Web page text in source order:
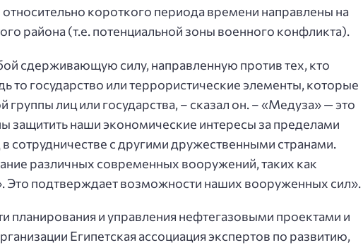
относительно короткого периода времени направлены на
района (т.е. потенциальной зоны военного конфликта).
сдерживающую силу, направленную против тех, кто
то государство или террористические элементы, которые
группы лиц или государства, – сказал он. – «Медуза» — это
защитить наши экономические интересы за пределами
сотрудничестве с другими дружественными странами.
различных современных вооружений, таких как
Это подтверждает возможности наших вооруженных сил».
планирования и управления нефтегазовыми проектами и
Египетская ассоциация экспертов по развитию,